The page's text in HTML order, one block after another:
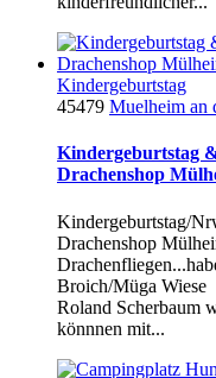
Kindergeburtstag
45479 Muelheim an
Kindergeburtstag
Drachenshop
Kindergeburtstag/
Drachenshop
Broich/Müga
Roland Scherbaum
könnnen mit...